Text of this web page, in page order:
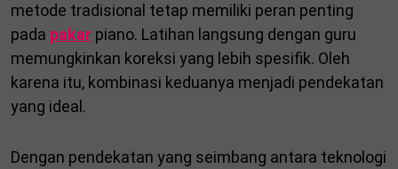
metode tradisional tetap memiliki peran penting
pada pakar piano. Latihan langsung dengan guru
memungkinkan koreksi yang lebih spesifik. Oleh
karena itu, kombinasi keduanya menjadi pendekatan
yang ideal.
Dengan pendekatan yang seimbang antara teknologi